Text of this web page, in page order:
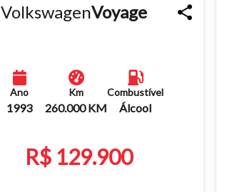
VolkswagenVoyage
Ano
1993
Km
260.000 KM
Combustível
Álcool
R$ 129.900